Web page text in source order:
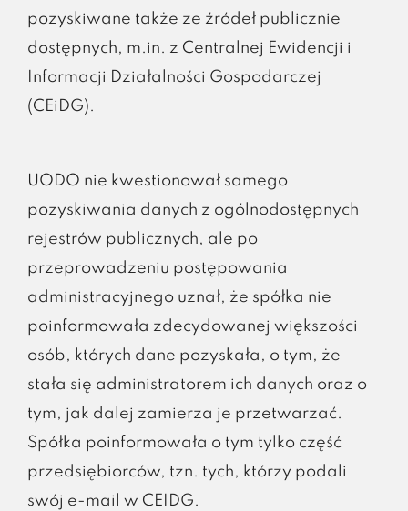
pozyskiwane także ze źródeł publicznie
dostępnych, m.in. z Centralnej Ewidencji i
Informacji Działalności Gospodarczej
(CEiDG).
UODO nie kwestionował samego
pozyskiwania danych z ogólnodostępnych
rejestrów publicznych, ale po
przeprowadzeniu postępowania
administracyjnego uznał, że spółka nie
poinformowała zdecydowanej większości
osób, których dane pozyskała, o tym, że
stała się administratorem ich danych oraz o
tym, jak dalej zamierza je przetwarzać.
Spółka poinformowała o tym tylko część
przedsiębiorców, tzn. tych, którzy podali
swój e-mail w CEIDG.